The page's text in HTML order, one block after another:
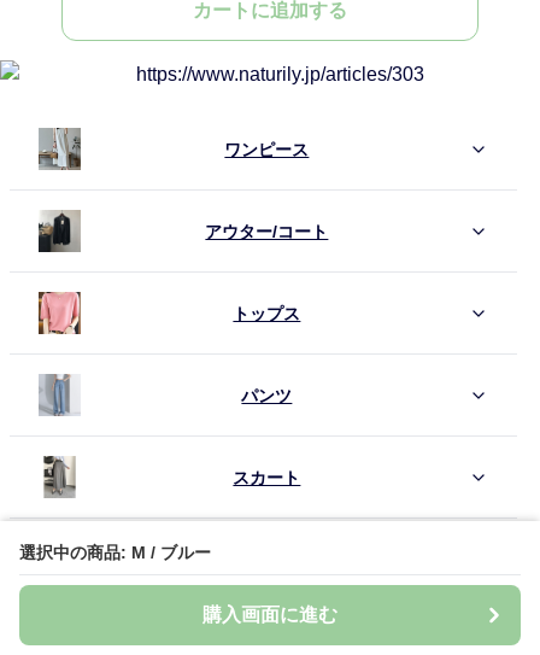
選択中の商品: M / ブルー
購入画面に進む
カートに追加する
ワンピース
アウター/コート
トップス
パンツ
スカート
セットアイテム